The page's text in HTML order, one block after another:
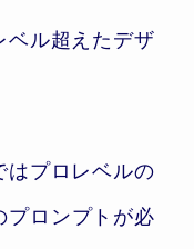
ベル超えたデザ
はプロレベルの
プロンプトが必